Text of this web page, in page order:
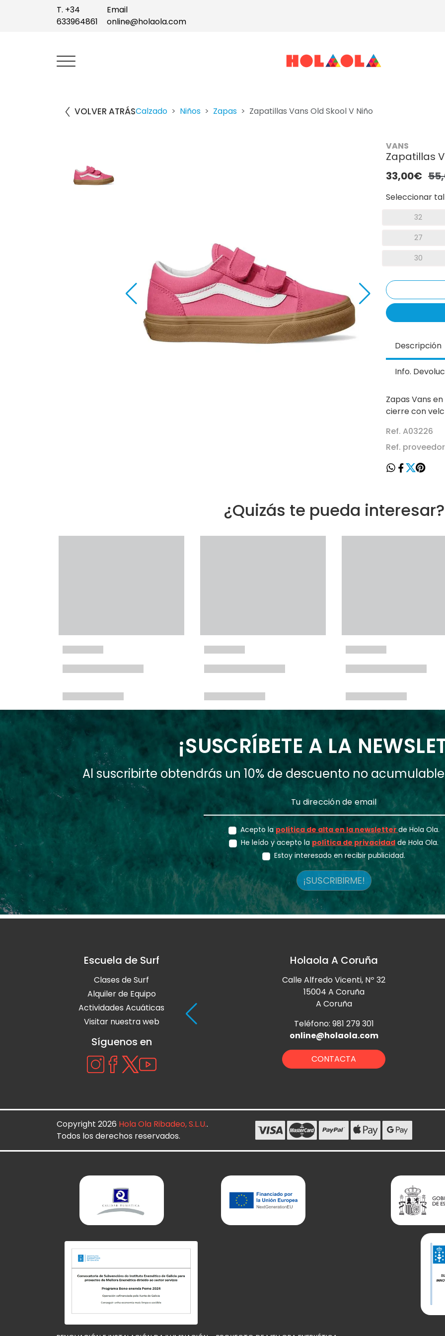
T. +34
633964861
Email
online@holaola.com
VOLVER ATRÁSCalzado Niños Zapas Zapatillas Vans Old Skool V Niño
VANS
Zapatillas
33,00€
Seleccionar
32
27
30
Descripción
Info.
Zapas Vans
cierre con
Ref. A03226
Ref. proveedor
¿Quizás te pueda interesar?
¡SUSCRÍBETE A LA
Al suscribirte obtendrás un 10% de descuento no
Acepto la política de alta en la newsletter de Hola Ola.
He leído y acepto la política de privacidad de Hola Ola.
Estoy interesado en recibir publicidad.
¡SUSCRIBIRME!
Escuela de Surf
Clases de Surf
Alquiler de Equipo
Actividades Acuáticas
Visitar nuestra web
Síguenos en
Holaola A Coruña
Calle Alfredo Vicenti, Nº 32
15004 A Coruña
A Coruña
Teléfono: 981 279 301
online@holaola.com
CONTACTA
Copyright 2026 Hola Ola Ribadeo, S.L.U..
Todos los derechos reservados.